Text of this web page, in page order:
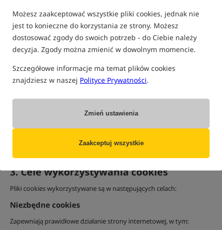
Możesz zaakceptować wszystkie pliki cookies, jednak nie
jest to konieczne do korzystania ze strony. Możesz
dostosować zgody do swoich potrzeb - do Ciebie należy
decyzja. Zgody można zmienić w dowolnym momencie.
Szczegółowe informacje ma temat plików cookies
znajdziesz w naszej Polityce Prywatności.
Zmień ustawienia
Zaakceptuj wszystkie
zapisywane na urządzeniu końcowym użytkownika podczas
korzystania ze strony internetowej.
Cookies umożliwiają prawidłowe działanie strony, zapamiętywanie
preferencji użytkownika oraz analizę sposobu korzystania z serwisu.
---
2. Administrator danych
Administratorem danych zbieranych za pośrednictwem plików
cookies jest właściciel sklepu Rockworld.
Dane kontaktowe administratora dostępne są na stronie:
www.rockworld.pl/i,4,kontakt
---
3. Cele wykorzystywania cookies
Pliki cookies wykorzystywane są w następujących celach:
Niezbędne cookies
Zapewniają prawidłowe działanie strony internetowej, w tym: